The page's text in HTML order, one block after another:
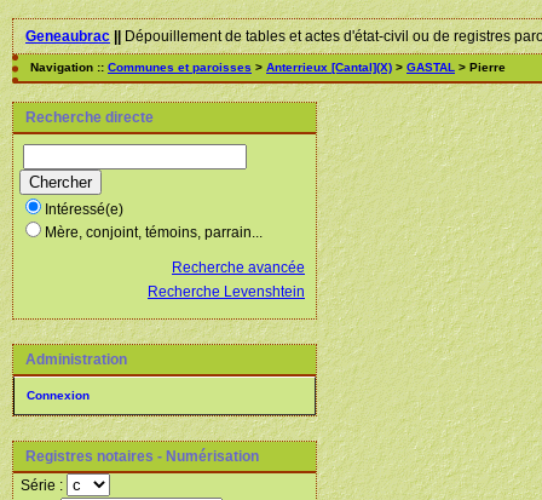
Geneaubrac||Dépouillement de tables et actes d'état-civil ou de registres
Navigation :: Communes et paroisses > Anterrieux [Cantal](X) > GASTAL > Pierre
Recherche directe
Intéressé(e)
Mère, conjoint, témoins, parrain...
Recherche avancée
Recherche Levenshtein
Administration
Connexion
Registres notaires - Numérisation
Série :